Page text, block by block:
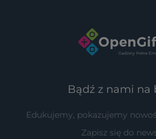
Bądź z nami na
Edukujemy, pokazujemy
Zapisz się do